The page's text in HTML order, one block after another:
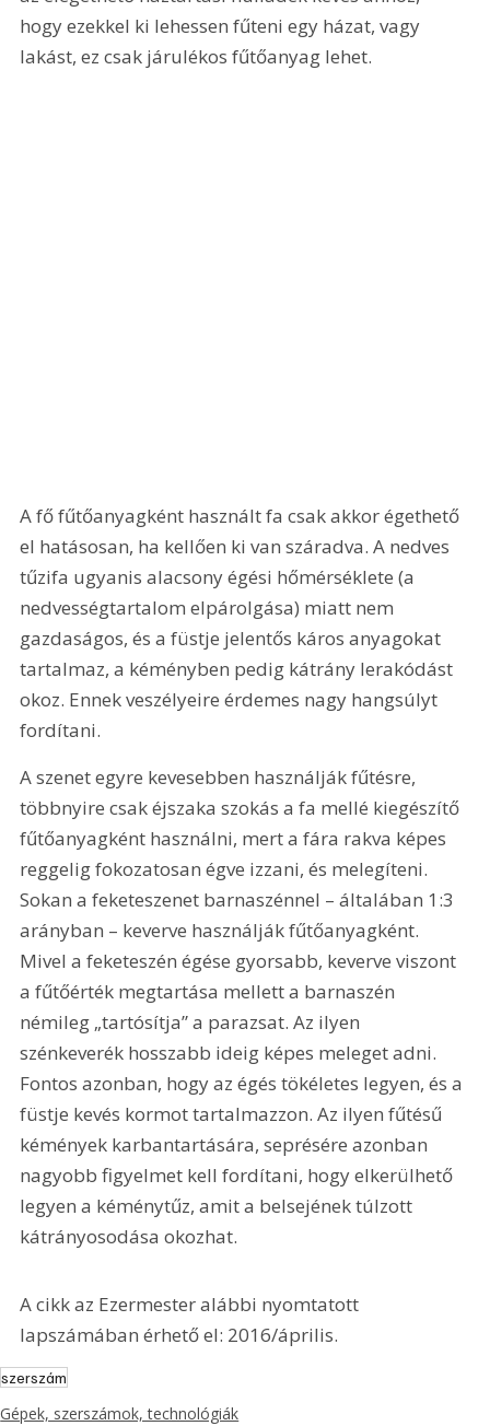
hogy ezekkel ki lehessen fűteni egy házat, vagy
lakást, ez csak járulékos fűtőanyag lehet.
A fő fűtőanyagként használt fa csak akkor égethető
el hatásosan, ha kellően ki van száradva. A nedves
tűzifa ugyanis alacsony égési hőmérséklete (a
nedvességtartalom elpárolgása) miatt nem
gazdaságos, és a füstje jelentős káros anyagokat
tartalmaz, a kéményben pedig kátrány lerakódást
okoz. Ennek veszélyeire érdemes nagy hangsúlyt
fordítani.
A szenet egyre kevesebben használják fűtésre,
többnyire csak éjszaka szokás a fa mellé kiegészítő
fűtőanyagként használni, mert a fára rakva képes
reggelig fokozatosan égve izzani, és melegíteni.
Sokan a feketeszenet barnaszénnel – általában 1:3
arányban – keverve használják fűtőanyagként.
Mivel a feketeszén égése gyorsabb, keverve viszont
a fűtőérték megtartása mellett a barnaszén
némileg „tartósítja” a parazsat. Az ilyen
szénkeverék hosszabb ideig képes meleget adni.
Fontos azonban, hogy az égés tökéletes legyen, és a
füstje kevés kormot tartalmazzon. Az ilyen fűtésű
kémények karbantartására, seprésére azonban
nagyobb figyelmet kell fordítani, hogy elkerülhető
legyen a kéménytűz, amit a belsejének túlzott
kátrányosodása okozhat.
A cikk az Ezermester alábbi nyomtatott
lapszámában érhető el: 2016/április.
szerszám
Gépek, szerszámok, technológiák